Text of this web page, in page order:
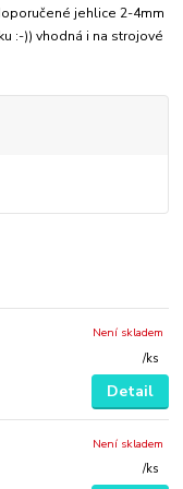
jehlice 2-4mm
:-)) vhodná i na strojové
/ks
Není skladem
Detail
/ks
Není skladem